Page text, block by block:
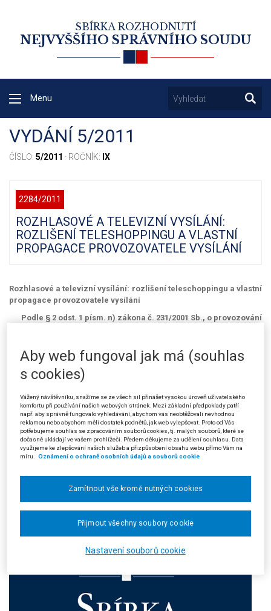
SBÍRKA ROZHODNUTÍ
NEJVYŠŠÍHO SPRÁVNÍHO SOUDU
Menu
VYDÁNÍ 5/2011
ČÍSLO: 5/2011 · ROČNÍK: IX
2284/2011
ROZHLASOVÉ A TELEVIZNÍ VYSÍLÁNÍ:
ROZLIŠENÍ TELESHOPPINGU A VLASTNÍ
PROPAGACE PROVOZOVATELE VYSÍLÁNÍ
Rozhlasové a televizní vysílání: rozlišení teleschoppingu a vlastní
propagace provozovatele vysílání
Podle § 2 odst. 1 písm. n) zákona č. 231/2001 Sb., o provozování
určené k podpoře prodeje, respektive sledování jeho produktů.
Oproti tomu dle zákonné definice teleschoppingu (§ 2 odst. 1
písm. r) téhož zákona) se jím nerozumí přímá nabídka zboží
vysílání, ale vždy jen nabídka zboží jiných subjektů zařazená za
úplatu. Provozovatel vysílání přímou nabídku svého zboží nemusí
činit, protože již samotným vysíláním pořadů na svých
programech a jejich sledováním ze strany diváků je kontrakt
uzavřen.
Aby web fungoval jak má (souhlas
s cookies)
Vážený návštěvníku, snažíme se ze všech sil přinášet vysokou úroveň uživatelského
komfortu při používání našich webových stránek. Mezi základní předpoklady patří
např. aby správně fungovalo vyhledávání, abychom vás neobtěžovali nevhodnou
reklamou nebo abychom měli dostatek podnětů, jak web vylepšovat. Proto od Vás
potřebujeme souhlas se zpracováním souborů cookies, tj. malých souborů, které se
dočasně ukládají ve vašem prohlížeči. Předem děkujeme za udělení souhlasu. Data
využijeme ke zlepšování našich služeb a přizpůsobení obsahu webu přímo Vám na
míru.
Oznámení o ochraně osobních údajů a souborů cookie
Nastavení souborů cookie
Zamítnout vše kromě nutných cookies
Přijmout všechny soubory cookie